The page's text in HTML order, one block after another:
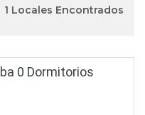
1 Locales Encontrados
0 Dormitorios